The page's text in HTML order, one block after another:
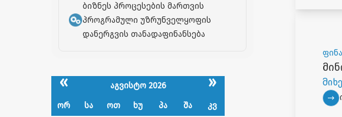
ბიზნეს პროცესების მართვის
პროგრამული უზრუნველყოფის
დანერგვის თანადაფინანსება
« აგვისტო 2026 »
ორ სა ოთ ხუ პა შა
კვ